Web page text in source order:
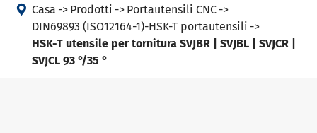
 Casa Prodotti
Portautensili CNC
DIN69893 (ISO12164-1)-HSK-T portautensili
HSK-T utensile per tornitura SVJBR | SVJBL | SVJCR |
SVJCL 93 °/35 °